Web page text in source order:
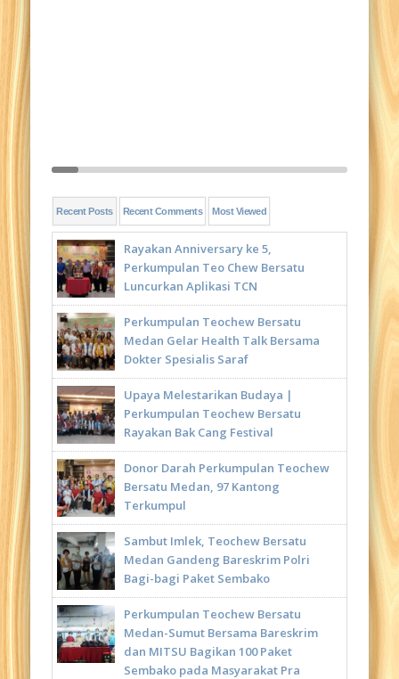
Recent Posts Recent Comments Most Viewed
Rayakan Anniversary ke 5,
Perkumpulan Teo Chew Bersatu
Luncurkan Aplikasi TCN
Perkumpulan Teochew Bersatu
Medan Gelar Health Talk Bersama
Dokter Spesialis Saraf
Upaya Melestarikan Budaya |
Perkumpulan Teochew Bersatu
Rayakan Bak Cang Festival
Donor Darah Perkumpulan Teochew
Bersatu Medan, 97 Kantong
Terkumpul
Sambut Imlek, Teochew Bersatu
Medan Gandeng Bareskrim Polri
Bagi-bagi Paket Sembako
Perkumpulan Teochew Bersatu
Medan-Sumut Bersama Bareskrim
dan MITSU Bagikan 100 Paket
Sembako pada Masyarakat Pra